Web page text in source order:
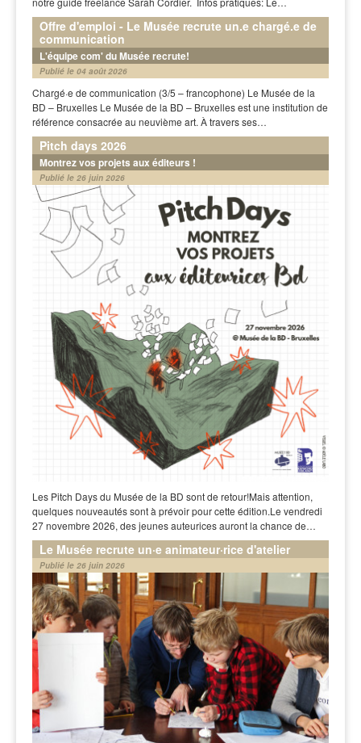
Offre d'emploi - Le Musée recrute un.e chargé.e de
communication
L'équipe com' du Musée recrute!
Publié le 04 août 2026
Chargé·e de communication (3/5 – francophone) Le Musée de la
BD – Bruxelles Le Musée de la BD – Bruxelles est une institution de
référence consacrée au neuvième art. À travers ses…
Pitch days 2026
Montrez vos projets aux éditeurs !
Publié le 26 juin 2026
Les Pitch Days du Musée de la BD sont de retour!Mais attention,
quelques nouveautés sont à prévoir pour cette édition.Le vendredi
27 novembre 2026, des jeunes auteurices auront la chance de…
Le Musée recrute un·e animateur·rice d'atelier
Publié le 26 juin 2026